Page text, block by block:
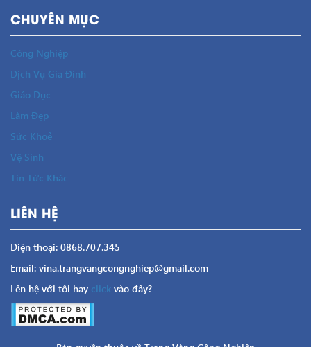
CHUYÊN MỤC
Công Nghiệp
Dịch Vụ Gia Đình
Giáo Dục
Làm Đẹp
Sức Khoẻ
Vệ Sinh
Tin Tức Khác
LIÊN HỆ
Điện thoại: 0868.707.345
Email: vina.trangvangcongnghiep@gmail.com
Lên hệ với tôi hay click vào đây?